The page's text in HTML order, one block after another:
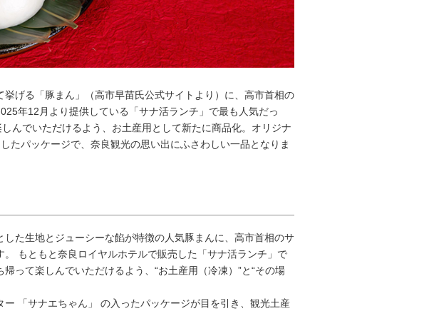
げる「豚まん」（高市早苗氏公式サイトより）に、高市首相の
年12月より提供している「サナ活ランチ」で最も人気だっ
んでいただけるよう、お土産用として新たに商品化。オリジナ
たパッケージで、奈良観光の思い出にふさわしい一品となりま
した生地とジューシーな餡が特徴の人気豚まんに、高市首相のサ
もともと奈良ロイヤルホテルで販売した「サナ活ランチ」で
って楽しんでいただけるよう、“お土産用（冷凍）”と“その場
「サナエちゃん」 の入ったパッケージが目を引き、観光土産